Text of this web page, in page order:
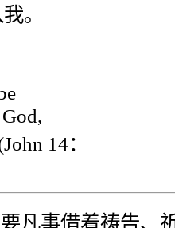
。
14：
凡事借着祷告、